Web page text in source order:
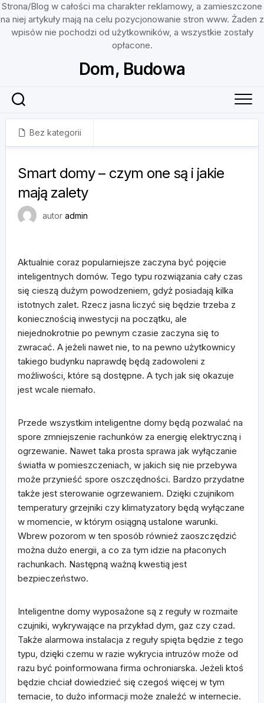
Strona/Blog w całości ma charakter reklamowy, a zamieszczone
na niej artykuły mają na celu pozycjonowanie stron www. Żaden z
wpisów nie pochodzi od użytkowników, a wszystkie zostały
opłacone.
Dom, Budowa
Bez kategorii
Smart domy – czym one są i jakie
mają zalety
autor admin
Aktualnie coraz popularniejsze zaczyna być pojęcie
inteligentnych domów. Tego typu rozwiązania cały czas
się cieszą dużym powodzeniem, gdyż posiadają kilka
istotnych zalet. Rzecz jasna liczyć się będzie trzeba z
koniecznością inwestycji na początku, ale
niejednokrotnie po pewnym czasie zaczyna się to
zwracać. A jeżeli nawet nie, to na pewno użytkownicy
takiego budynku naprawdę będą zadowoleni z
możliwości, które są dostępne. A tych jak się okazuje
jest wcale niemało.
Przede wszystkim inteligentne domy będą pozwalać na
spore zmniejszenie rachunków za energię elektryczną i
ogrzewanie. Nawet taka prosta sprawa jak wyłączanie
światła w pomieszczeniach, w jakich się nie przebywa
może przynieść spore oszczędności. Bardzo przydatne
także jest sterowanie ogrzewaniem. Dzięki czujnikom
temperatury grzejniki czy klimatyzatory będą wyłączane
w momencie, w którym osiągną ustalone warunki.
Wbrew pozorom w ten sposób również zaoszczędzić
można dużo energii, a co za tym idzie na płaconych
rachunkach. Następną ważną kwestią jest
bezpieczeństwo.
Inteligentne domy wyposażone są z reguły w rozmaite
czujniki, wykrywające na przykład dym, gaz czy czad.
Także alarmowa instalacja z reguły spięta będzie z tego
typu, dzięki czemu w razie wykrycia intruzów może od
razu być poinformowana firma ochroniarska. Jeżeli ktoś
będzie chciał dowiedzieć się czegoś więcej w tym
temacie, to dużo informacji może znaleźć w internecie.